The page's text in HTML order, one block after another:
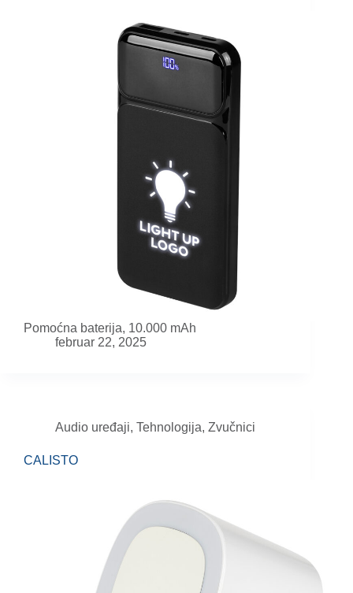
Pomoćna baterija, 10.000 mAh
februar 22, 2025
Audio uređaji, Tehnologija, Zvučnici
CALISTO